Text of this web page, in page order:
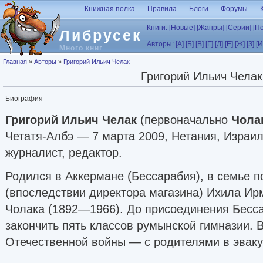
Перейти к основному содержанию
Либрусек
Много книг
Книжная полка Правила Блоги Форумы
Книги: [Новые] [Жанры] [Серии]
Авторы: [А] [Б] [В] [Г] [Д] [Е] [Ж] [З]
Вы здесь
Главная » Авторы » Григорий Ильич Челак
Григорий Ильич Челак
Биография
Григорий Ильич Челак (первоначально
Четатя-Албэ — 7 марта 2009, Нетания,
журналист, редактор.
Родился в Аккермане (Бессарабия), в семье
(впоследствии директора магазина) Ихила
Чолака (1892—1966). До присоединения
закончить пять классов румынской гимназии.
Отечественной войны — с родителями в